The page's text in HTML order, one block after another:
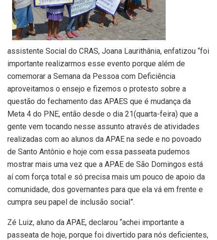
assistente Social do CRAS, Joana Laurithânia, enfatizou “foi
importante realizarmos esse evento porque além de
comemorar a Semana da Pessoa com Deficiência
aproveitamos o ensejo e fizemos o protesto sobre a
questão do fechamento das APAES que é mudança da
Meta 4 do PNE, então desde o dia 21(quarta-feira) que a
gente vem tocando nesse assunto através de atividades
realizadas com ao alunos da APAE na sede e no povoado
de Santo Antônio e hoje com essa passeata pudemos
mostrar mais uma vez que a APAE de São Domingos está
aí com força total e só precisa mais um pouco de apoio da
comunidade, dos governantes para que ela vá em frente e
cumpra seu papel de inclusão social”.
Zé Luiz, aluno da APAE, declarou “achei importante a
passeata de hoje, porque foi divertido para nós deficientes,